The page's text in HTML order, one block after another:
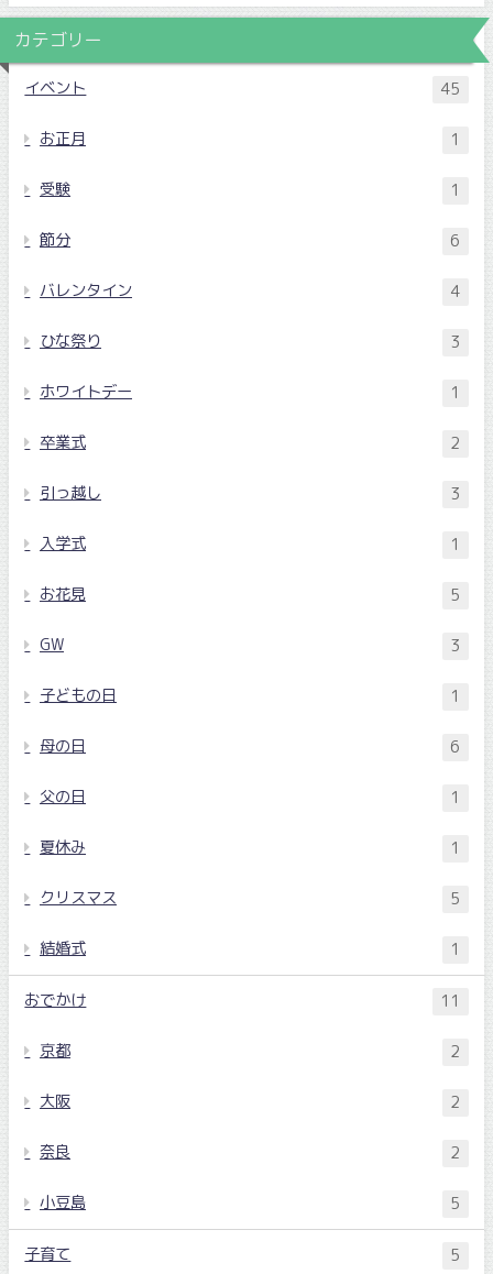
カテゴリー
イベント 45
お正月 1
受験 1
節分 6
バレンタイン 4
ひな祭り 3
ホワイトデー 1
卒業式 2
引っ越し 3
入学式 1
お花見 5
GW 3
子どもの日 1
母の日 6
父の日 1
夏休み 1
クリスマス 5
結婚式 1
おでかけ 11
京都 2
大阪 2
奈良 2
小豆島 5
子育て 5